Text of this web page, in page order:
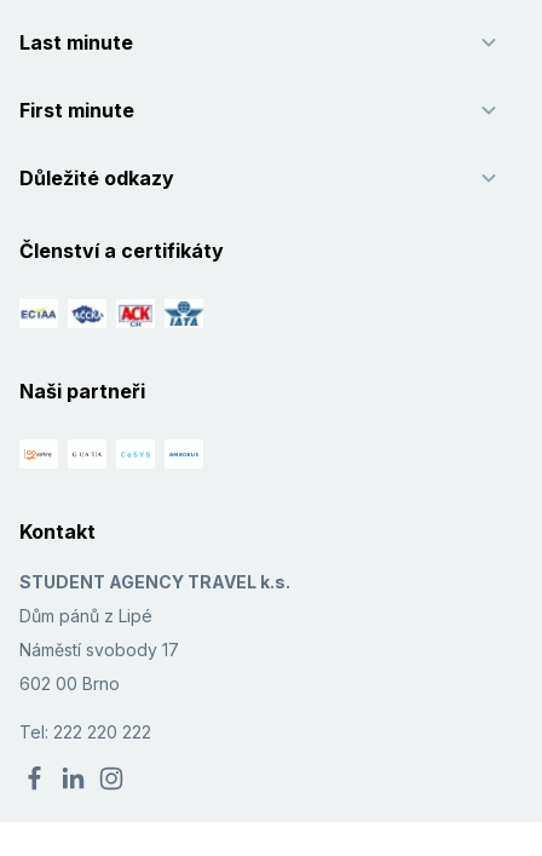
Last minute
First minute
Důležité odkazy
Členství a certifikáty
Naši partneři
Kontakt
STUDENT AGENCY TRAVEL k.s.
Dům pánů z Lipé
Náměstí svobody 17
602 00 Brno
Tel: 222 220 222